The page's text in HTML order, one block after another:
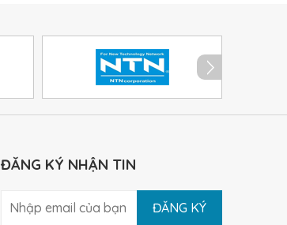
ĐĂNG KÝ NHẬN TIN
ĐĂNG KÝ